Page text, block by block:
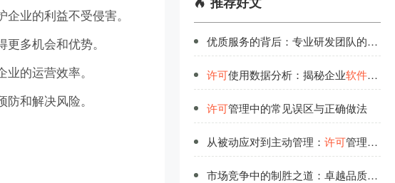
业的利益不受侵害。
多机会和优势。
的运营效率。
和解决风险。
优质服务的背后：专业研发团队的品质保证
许可使用数据分析：揭秘企业软件资产
许可管理中的常见误区与正确做法
从被动应对到主动管理： 许可管理的思维转变
市场竞争中的制胜之道：卓越品质与优质服务并重